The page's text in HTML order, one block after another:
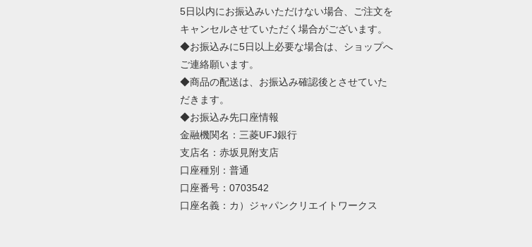
5日以内にお振込みいただけない場合、ご注文を
キャンセルさせていただく場合がございます。
◆お振込みに5日以上必要な場合は、ショップへ
ご連絡願います。
◆商品の配送は、お振込み確認後とさせていた
だきます。
◆お振込み先口座情報
金融機関名：三菱UFJ銀行
支店名：赤坂見附支店
口座種別：普通
口座番号：0703542
口座名義：カ）ジャパンクリエイトワークス